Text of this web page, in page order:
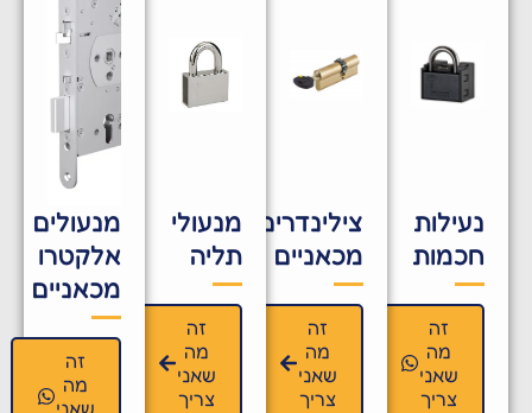
נעילות
חכמות
זה
מה
שאני
צריך
צילינדרים
מכאניים
זה
מה
שאני
צריך
מנעולי
תליה
זה
מה
שאני
צריך
מנעולים
אלקטרו
מכאניים
זה
מה
שאני